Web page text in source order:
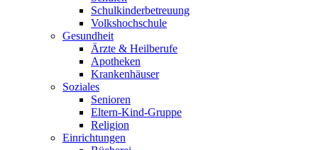
Schulkinderbetreuung
Volkshochschule
Gesundheit
Ärzte & Heilberufe
Apotheken
Krankenhäuser
Soziales
Senioren
Eltern-Kind-Gruppe
Religion
Einrichtungen